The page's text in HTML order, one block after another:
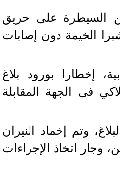
من السيطرة على حريق
الخيمة دون إصابات
إخطارا بورود بلاغ
فى الجهة المقابلة
وتم إخماد النيران
وجار اتخاذ الإجراءات